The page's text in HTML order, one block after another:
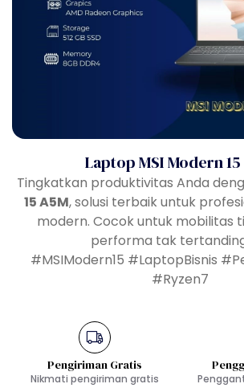
Laptop MSI Modern
Tingkatkan produktivitas Anda
15 A5M, solusi terbaik untuk
modern. Cocok untuk mobilitas
performa tak
#MSIModern15 #LaptopBisnis
#Ryzen7
Pengiriman Gratis
Nikmati pengiriman gratis